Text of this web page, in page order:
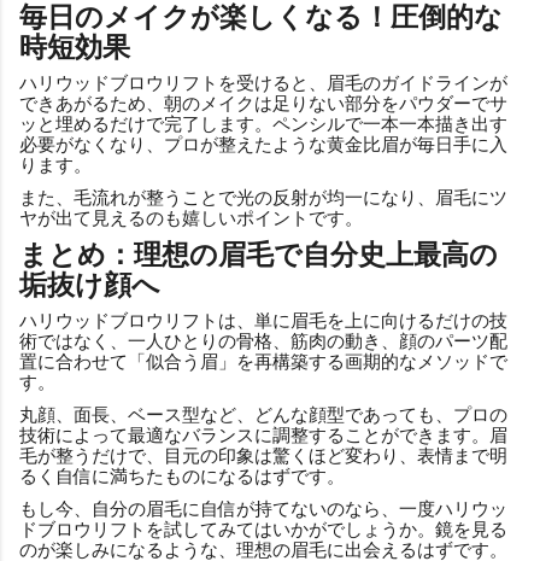
毎日のメイクが楽しくなる！圧倒的な
時短効果
ハリウッドブロウリフトを受けると、眉毛のガイドラインが
できあがるため、朝のメイクは足りない部分をパウダーでサ
ッと埋めるだけで完了します。ペンシルで一本一本描き出す
必要がなくなり、プロが整えたような黄金比眉が毎日手に入
ります。
また、毛流れが整うことで光の反射が均一になり、眉毛にツ
ヤが出て見えるのも嬉しいポイントです。
まとめ：理想の眉毛で自分史上最高の
垢抜け顔へ
ハリウッドブロウリフトは、単に眉毛を上に向けるだけの技
術ではなく、一人ひとりの骨格、筋肉の動き、顔のパーツ配
置に合わせて「似合う眉」を再構築する画期的なメソッドで
す。
丸顔、面長、ベース型など、どんな顔型であっても、プロの
技術によって最適なバランスに調整することができます。眉
毛が整うだけで、目元の印象は驚くほど変わり、表情まで明
るく自信に満ちたものになるはずです。
もし今、自分の眉毛に自信が持てないのなら、一度ハリウッ
ドブロウリフトを試してみてはいかがでしょうか。鏡を見る
のが楽しみになるような、理想の眉毛に出会えるはずです。